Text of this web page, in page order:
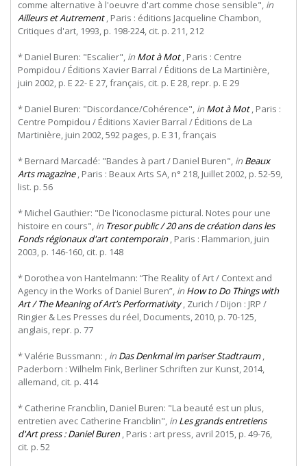
comme alternative à l'oeuvre d'art comme chose sensible", in
Ailleurs et Autrement, Paris : éditions Jacqueline Chambon,
Critiques d'art, 1993, p. 198-224, cit. p. 211, 212
* Daniel Buren: "Escalier", in Mot à Mot, Paris : Centre
Pompidou / Éditions Xavier Barral / Éditions de La Martinière,
juin 2002, p. E 22- E 27, français, cit. p. E 28, repr. p. E 29
* Daniel Buren: "Discordance/Cohérence", in Mot à Mot, Paris :
Centre Pompidou / Éditions Xavier Barral / Éditions de La
Martinière, juin 2002, 592 pages, p. E 31, français
* Bernard Marcadé: "Bandes à part / Daniel Buren", in Beaux
Arts magazine, Paris : Beaux Arts SA, n° 218, Juillet 2002, p. 52-59,
list. p. 56
* Michel Gauthier: "De l'iconoclasme pictural. Notes pour une
histoire en cours", in Tresor public / 20 ans de création dans les
Fonds régionaux d'art contemporain, Paris : Flammarion, juin
2003, p. 146-160, cit. p. 148
* Dorothea von Hantelmann: “The Reality of Art / Context and
Agency in the Works of Daniel Buren”, in How to Do Things with
Art / The Meaning of Art’s Performativity, Zurich / Dijon : JRP /
Ringier & Les Presses du réel, Documents, 2010, p. 70-125,
anglais, repr. p. 77
* Valérie Bussmann: , in Das Denkmal im pariser Stadtraum,
Paderborn : Wilhelm Fink, Berliner Schriften zur Kunst, 2014,
allemand, cit. p. 414
* Catherine Francblin, Daniel Buren: "La beauté est un plus,
entretien avec Catherine Francblin", in Les grands entretiens
d'Art press : Daniel Buren, Paris : art press, avril 2015, p. 49-76,
cit. p. 52